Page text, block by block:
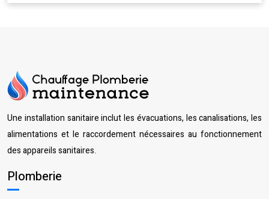
Une installation sanitaire inclut les évacuations, les canalisations, les
alimentations et le raccordement nécessaires au fonctionnement
des appareils sanitaires.
Plomberie